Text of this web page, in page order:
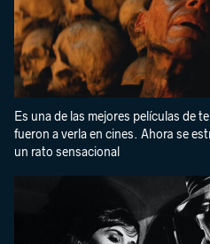
Es una de las mejores películas de
fueron a verla en cines. Ahora se
un rato sensacional